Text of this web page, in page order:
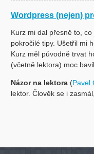
Wordpress (nejen)
Kurz mi dal přesně to,
pokročilé tipy. Ušetřil mi
Kurz měl původně trvat
(včetně lektora) moc
Názor na lektora(Pavel
lektor. Člověk se i